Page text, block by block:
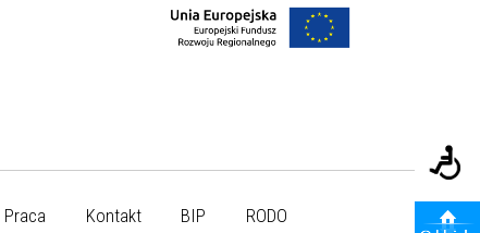
Praca Kontakt BIP RODO